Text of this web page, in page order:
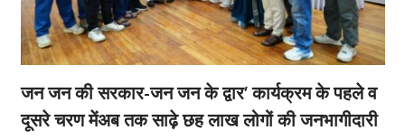
जन जन की सरकार-जन जन के द्वार’ कार्यक्रम के पहले व
दूसरे चरण मेंअब तक साढ़े छह लाख लोगों की जनभागीदारी